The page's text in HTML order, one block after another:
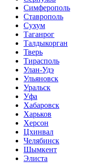
Симферополь
Ставрополь
Сухум
Таганрог
Tалдыкорган
Тверь
Тирасполь
Улан-Удэ
Ульяновск
Уральск
Уфа
Хабаровск
Харьков
Херсон
Цхинвал
Челябинск
Шымкент
Элиста